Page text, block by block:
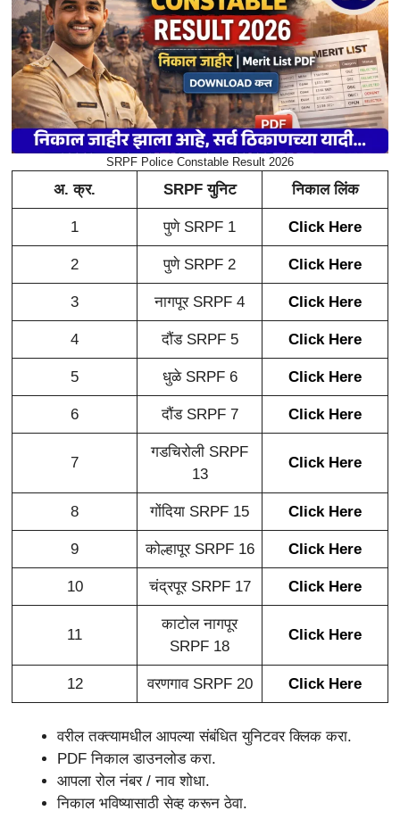
SRPF Police Constable Result 2026
अ. क्र. SRPF युनिट निकाल लिंक
1 पुणे SRPF 1 Click Here
2 पुणे SRPF 2 Click Here
3 नागपूर SRPF 4 Click Here
4 दौंड SRPF 5 Click Here
5 धुळे SRPF 6 Click Here
6 दौंड SRPF 7 Click Here
7
गडचिरोली SRPF
13
Click Here
8 गोंदिया SRPF 15 Click Here
9 कोल्हापूर SRPF 16 Click Here
10 चंद्रपूर SRPF 17 Click Here
11
काटोल नागपूर
SRPF 18
Click Here
12 वरणगाव SRPF 20 Click Here
वरील तक्त्यामधील आपल्या संबंधित युनिटवर क्लिक करा.
PDF निकाल डाउनलोड करा.
आपला रोल नंबर / नाव शोधा.
निकाल भविष्यासाठी सेव्ह करून ठेवा.